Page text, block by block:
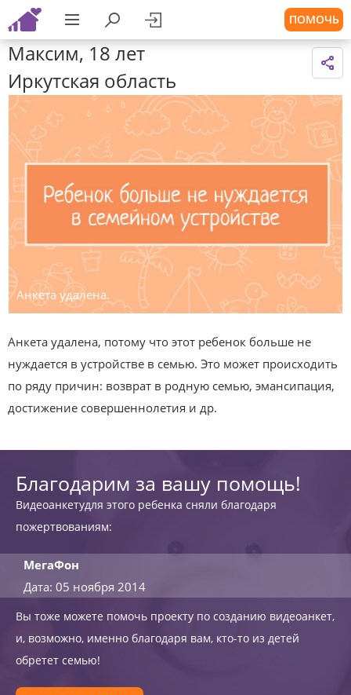
ПОМОЧЬ
Максим, 18 лет
Иркутская область
Анкета удалена.
Анкета удалена, потому что этот ребенок больше не
нуждается в устройстве в семью. Это может происходить
по ряду причин: возврат в родную семью, эмансипация,
достижение совершеннолетия и др.
Благодарим за вашу помощь!
Видеоанкетудля этого ребенка сняли благодаря
пожертвованиям:
МегаФон
Дата: 05 ноября 2014
Вы тоже можете помочь проекту по созданию видеоанкет,
и, возможно, именно благодаря вам, кто-то из детей
обретет семью!